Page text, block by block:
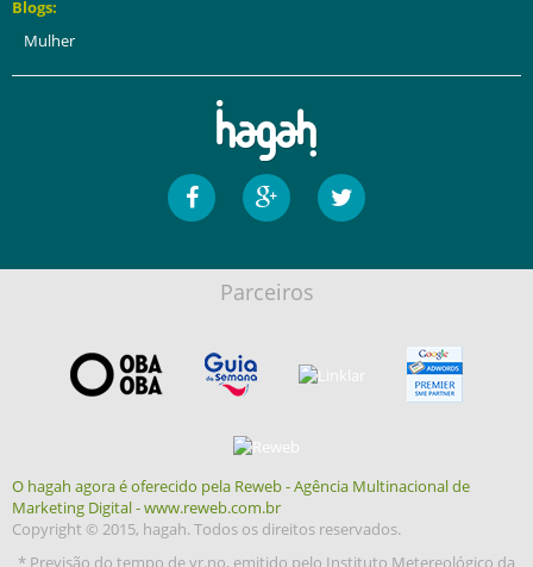
Blogs:
Mulher
Parceiros
O hagah agora é oferecido pela Reweb - Agência Multinacional de
Marketing Digital - www.reweb.com.br
Copyright © 2015, hagah. Todos os direitos reservados.
* Previsão do tempo de yr.no, emitido pelo Instituto Metereológico da